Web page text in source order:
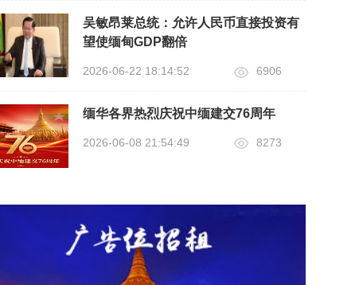
吴敏昂莱总统：允许人民币直接投资有
望使缅甸GDP翻倍
2026-06-22 18:14:52 6906
缅华各界热烈庆祝中缅建交76周年
2026-06-08 21:54:49 8273